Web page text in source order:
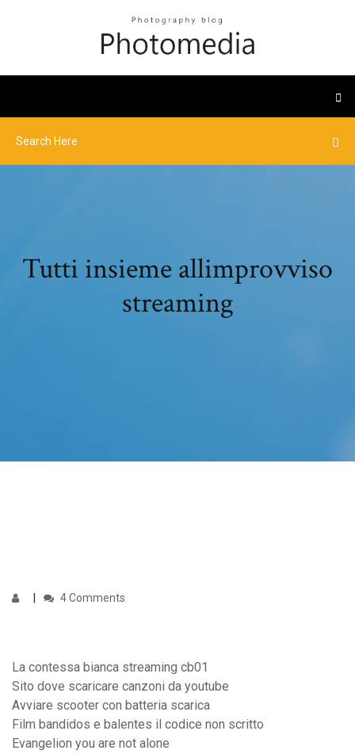
Tutti insieme allimprovviso
streaming
4 Comments
La contessa bianca streaming cb01
Sito dove scaricare canzoni da youtube
Avviare scooter con batteria scarica
Film bandidos e balentes il codice non scritto
Evangelion you are not alone